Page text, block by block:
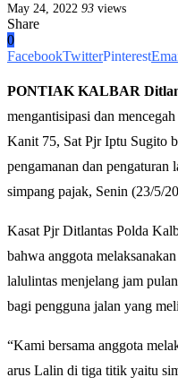
May 24, 2022 93 views
Share
0
FacebookTwitterPinterest
PONTIAK KALBAR
mengantisipasi dan
Kanit 75, Sat Pjr Iptu Sugito
pengamanan dan
simpang pajak, Senin (23/5/
Kasat Pjr Ditlantas Polda
bahwa anggota
lalulintas menjelang jam
bagi pengguna jalan yang
“Kami bersama anggota
arus Lalin di tiga titik yaitu